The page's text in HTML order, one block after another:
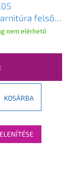
felső
cm, arany,
50
nem elérhető
KOSÁRBA